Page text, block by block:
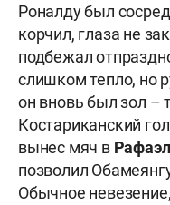
Роналду был
корчил, глаза не
подбежал
слишком тепло, но
он вновь был зол –
Костариканский
вынес мяч в
позволил
Обычное